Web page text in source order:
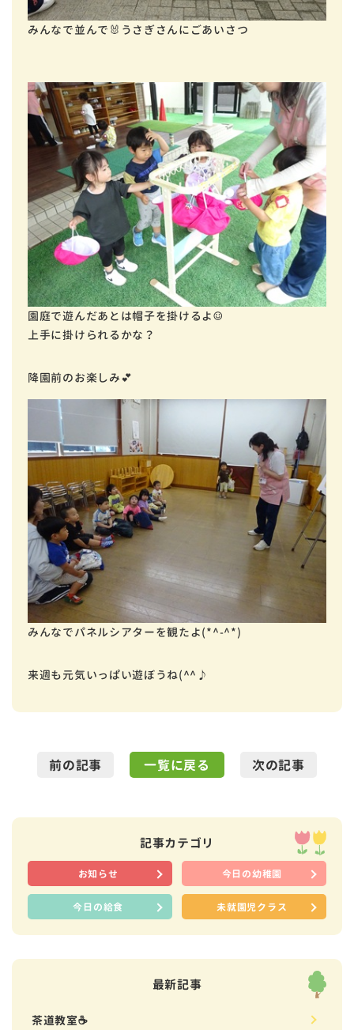
みんなで並んで🐰うさぎさんにごあいさつ
園庭で遊んだあとは帽子を掛けるよ☺
上手に掛けられるかな？
降園前のお楽しみ💕
みんなでパネルシアターを観たよ(*^-^*)
来週も元気いっぱい遊ぼうね(^^♪
前の記事 一覧に戻る 次の記事
記事カテゴリ
お知らせ 今日の幼稚園
今日の給食 未就園児クラス
最新記事
茶道教室☕